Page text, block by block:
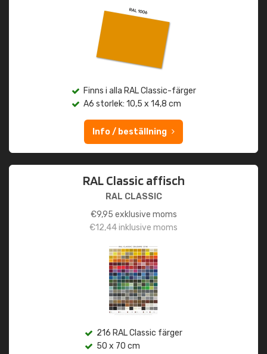
Finns i alla RAL Classic-färger
A6 storlek: 10,5 x 14,8 cm
Info / beställning
RAL Classic affisch
RAL CLASSIC
€9,95 exklusive moms
€12,44inklusive moms
216 RAL Classic färger
50 x 70 cm